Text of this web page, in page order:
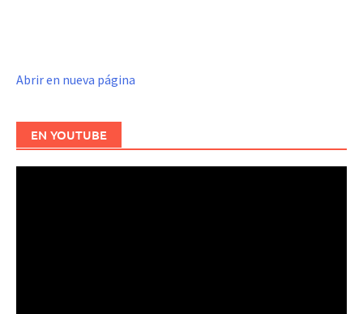
Abrir en nueva página
EN YOUTUBE